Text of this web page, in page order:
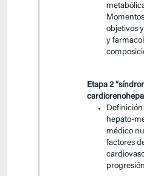
objetivos
y
Etapa 2
hepato-
médico
factores
progresión